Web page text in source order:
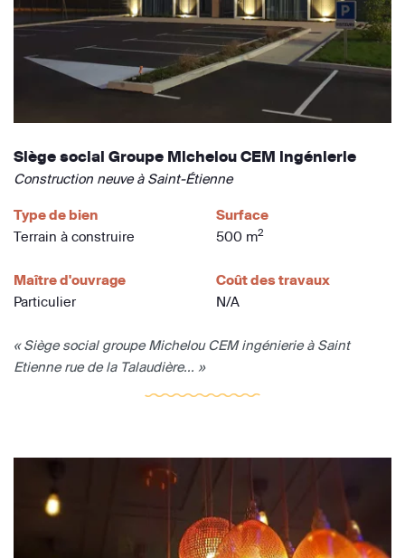
Siège social Groupe Michelou CEM ingénierie
Construction neuve à Saint-Étienne
Type de bien
Terrain à construire
Surface
500 m2
Maître d'ouvrage
Particulier
Coût des travaux
N/A
« Siège social groupe Michelou CEM ingénierie à Saint
Etienne rue de la Talaudière... »